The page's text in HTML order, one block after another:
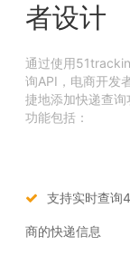
者设计
通过使用
询API，电商开发
捷地添加快递查询
功能包括：
支持实时查询
商的快递信息